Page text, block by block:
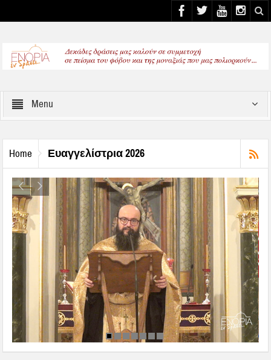
Menu
Home Ευαγγελίστρια 2026